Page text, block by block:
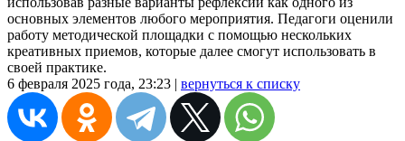
основных элементов любого мероприятия. Педагоги оценили
работу методической площадки с помощью нескольких
креативных приемов, которые далее смогут использовать в
своей практике.
6 февраля 2025 года, 23:23 | вернуться к списку